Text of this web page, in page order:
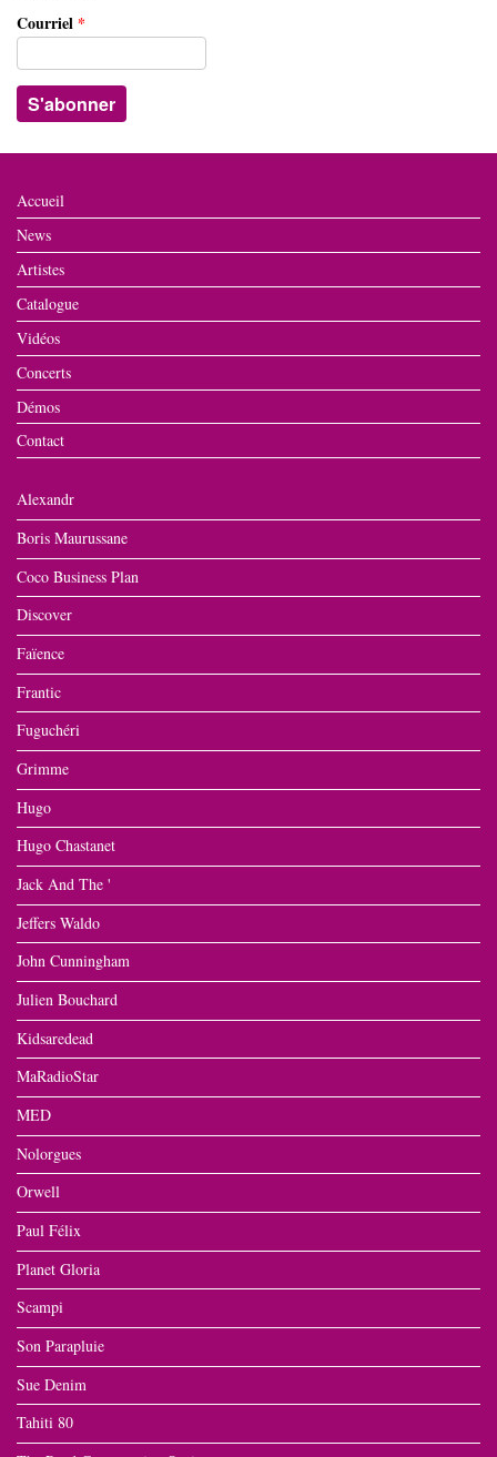
Courriel *
Accueil
News
Artistes
Catalogue
Vidéos
Concerts
Démos
Contact
Alexandr
Boris Maurussane
Coco Business Plan
Discover
Faïence
Frantic
Fuguchéri
Grimme
Hugo
Hugo Chastanet
Jack And The '
Jeffers Waldo
John Cunningham
Julien Bouchard
Kidsaredead
MaRadioStar
MED
Nolorgues
Orwell
Paul Félix
Planet Gloria
Scampi
Son Parapluie
Sue Denim
Tahiti 80